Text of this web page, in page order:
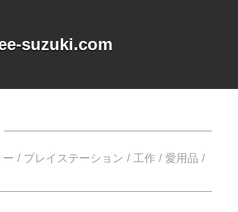
suzuki.com
ー プレイステーション 工作
愛用品